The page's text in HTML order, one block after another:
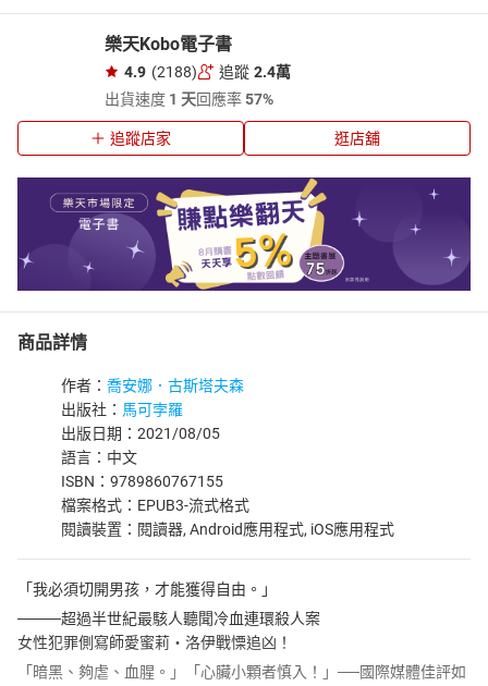
樂天Kobo電子書
4.9 (2188) 追蹤 2.4萬
出貨速度 1 天回應率57%
追蹤店家 逛店舖
商品詳情
作者： 喬安娜．古斯塔夫森
出版社： 馬可孛羅
出版日期：2021/08/05
語言：中文
ISBN：9789860767155
檔案格式：EPUB3-流式格式
閱讀裝置：閱讀器, Android應用程式, iOS應用程式
「我必須切開男孩，才能獲得自由。」
────超過半世紀最駭人聽聞冷血連環殺人案
女性犯罪側寫師愛蜜莉・洛伊戰慄追凶！
「暗黑、夠虐、血腥。」「心臟小顆者慎入！」──國際媒體佳評如